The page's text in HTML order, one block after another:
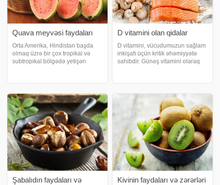
Quava meyvəsi faydaları
Orta Amerika, Hindistan başda
olmaq üzrə bir çox tropikal və
subtropikal bölgədə yetişən
Oval formalı, rəngi açıq yaşıl və
ya sarıdır. xəbər verir ki,
antioksidan
D vitamini olan qidalar
D vitamini, vücudumuzun sağlam
inkişafı üçün kritik əhəmiyyətə
sahibdir. Günəş vitamini olaraq
qədər bir çox orqan üçün
təsirlidir. Vitamin tərkibli qidalar
siyahıs
Şabalıdın faydaları və
Kivinin faydaları və zərərləri